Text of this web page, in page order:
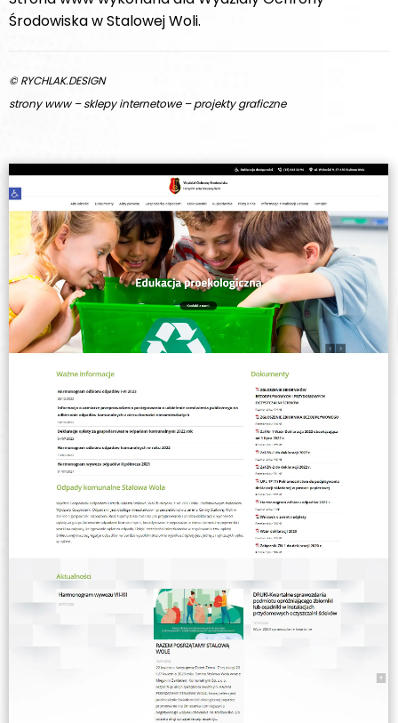
Środowiska w Stalowej Woli.
© RYCHLAK.DESIGN
strony www – sklepy internetowe – projekty graficzne